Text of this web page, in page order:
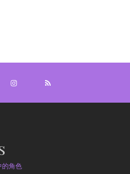
的角色